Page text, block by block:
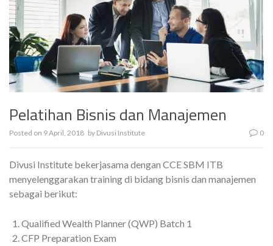
Pelatihan Bisnis dan Manajemen
Posted on 9 April, 2018 by Divusi Institute 0
Divusi Institute bekerjasama dengan CCE SBM ITB
menyelenggarakan training di bidang bisnis dan manajemen
sebagai berikut:
Qualified Wealth Planner (QWP) Batch 1
CFP Preparation Exam